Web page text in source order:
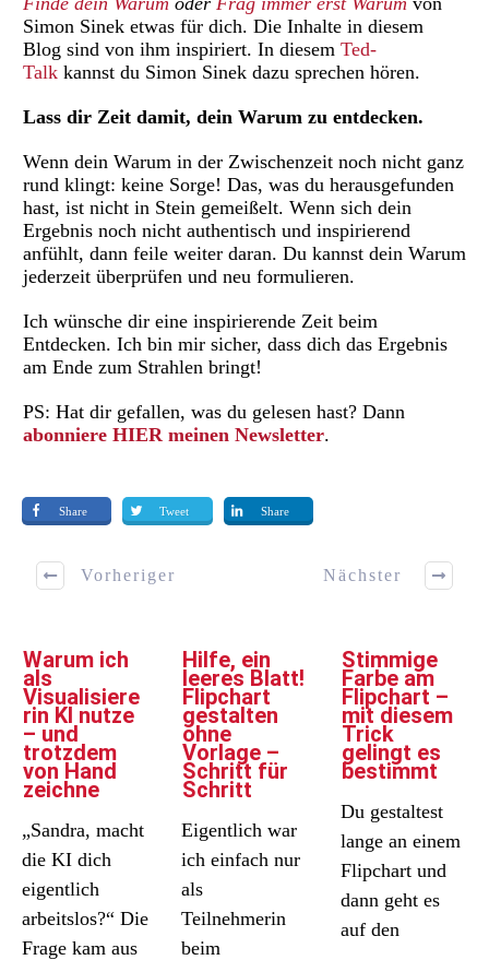
Simon Sinek etwas für dich. Die Inhalte in diesem
Blog sind von ihm inspiriert. In diesem Ted-
Talk kannst du Simon Sinek dazu sprechen hören.
Lass dir Zeit damit, dein Warum zu entdecken.
Wenn dein Warum in der Zwischenzeit noch nicht ganz
rund klingt: keine Sorge! Das, was du herausgefunden
hast, ist nicht in Stein gemeißelt. Wenn sich dein
Ergebnis noch nicht authentisch und inspirierend
anfühlt, dann feile weiter daran. Du kannst dein Warum
jederzeit überprüfen und neu formulieren.
Ich wünsche dir eine inspirierende Zeit beim
Entdecken. Ich bin mir sicher, dass dich das Ergebnis
am Ende zum Strahlen bringt!
PS: Hat dir gefallen, was du gelesen hast? Dann
abonniere HIER meinen Newsletter.
Share Tweet Share
Vorheriger Nächster
Warum ich
als
Visualisiere
rin KI nutze
– und
trotzdem
von Hand
zeichne
„Sandra, macht
die KI dich
eigentlich
arbeitslos?“ Die
Frage kam aus
Hilfe, ein
leeres Blatt!
Flipchart
gestalten
ohne
Vorlage –
Schritt für
Schritt
Eigentlich war
ich einfach nur
als
Teilnehmerin
beim
Stimmige
Farbe am
Flipchart –
mit diesem
Trick
gelingt es
bestimmt
Du gestaltest
lange an einem
Flipchart und
dann geht es
auf den